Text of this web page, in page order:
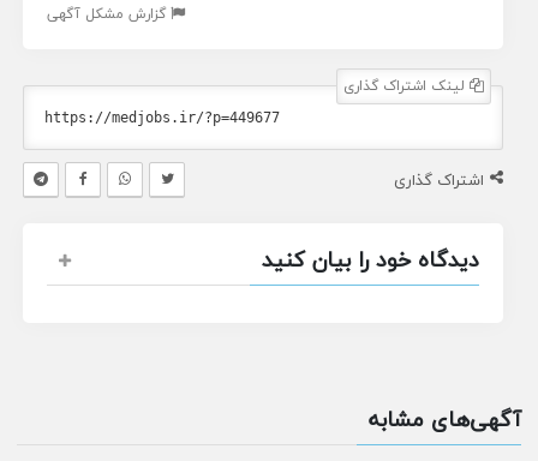
گزارش مشکل آگهی
لینک اشتراک گذاری
اشتراک گذاری
دیدگاه خود را بیان کنید
آگهی‌های مشابه